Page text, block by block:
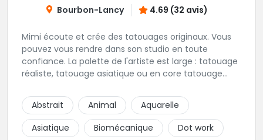
Bourbon-Lancy 4.69 (32 avis)
Mimi écoute et crée des tatouages originaux. Vous
pouvez vous rendre dans son studio en toute
confiance. La palette de l'artiste est large : tatouage
réaliste, tatouage asiatique ou en core tatouage
construire un projet qui vous ressemble.
Abstrait Animal
Aquarelle
Asiatique
Biomécanique
Dot work